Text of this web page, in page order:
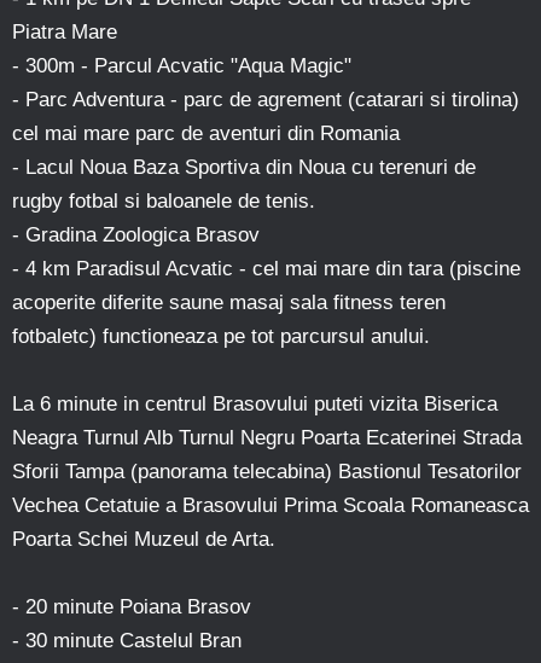
Piatra Mare
- 300m - Parcul Acvatic "Aqua Magic"
- Parc Adventura - parc de agrement (catarari si tirolina)
cel mai mare parc de aventuri din Romania
- Lacul Noua Baza Sportiva din Noua cu terenuri de
rugby fotbal si baloanele de tenis.
- Gradina Zoologica Brasov
- 4 km Paradisul Acvatic - cel mai mare din tara (piscine
acoperite diferite saune masaj sala fitness teren
fotbaletc) functioneaza pe tot parcursul anului.
La 6 minute in centrul Brasovului puteti vizita Biserica
Neagra Turnul Alb Turnul Negru Poarta Ecaterinei Strada
Sforii Tampa (panorama telecabina) Bastionul Tesatorilor
Vechea Cetatuie a Brasovului Prima Scoala Romaneasca
Poarta Schei Muzeul de Arta.
- 20 minute Poiana Brasov
- 30 minute Castelul Bran